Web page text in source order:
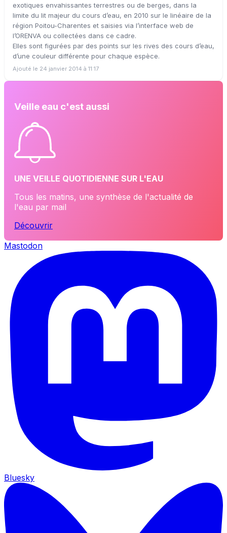
exotiques envahissantes terrestres ou de berges, dans la
limite du lit majeur du cours d’eau, en 2010 sur le linéaire de la
région Poitou-Charentes et saisies via l’interface web de
l’ORENVA ou collectées dans ce cadre.
Elles sont figurées par des points sur les rives des cours d’eau,
d’une couleur différente pour chaque espèce.
Ajouté le 24 janvier 2014 à 11:17
Veille eau c'est aussi
UNE VEILLE QUOTIDIENNE SUR L'EAU
Tous les matins, une synthèse de l'actualité de
l'eau par mail
Découvrir
Mastodon
Bluesky